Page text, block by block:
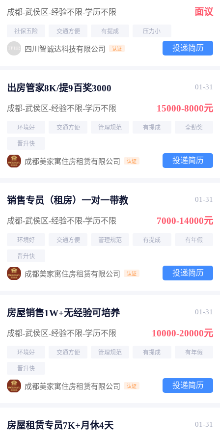
成都-武侯区-经验不限-学历不限 面议
社保五险 交通方便 有提成 压力小
四川智诚达科技有限公司 认证 投递简历
出房管家8K/提9百奖3000 01-31
成都-武侯区-经验不限-学历不限 15000-8000元
环境好 交通方便 管理规范 有提成 全勤奖
晋升快
成都美家寓住房租赁有限公司 认证 投递简历
销售专员（租房）一对一带教 01-31
成都-武侯区-经验不限-学历不限 7000-14000元
环境好 交通方便 管理规范 有提成 有年假
晋升快
成都美家寓住房租赁有限公司 认证 投递简历
房屋销售1W+无经验可培养 01-31
成都-武侯区-经验不限-学历不限 10000-20000元
环境好 交通方便 管理规范 有提成 有年假
晋升快
成都美家寓住房租赁有限公司 认证 投递简历
房屋租赁专员7K+月休4天 01-31